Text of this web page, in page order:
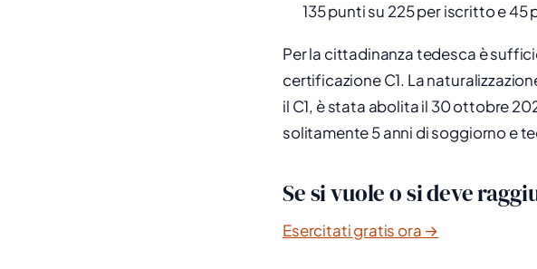
135 punti su 225 per iscritto e 45
Per la cittadinanza tedesca è
certificazione C1. La
il C1, è stata abolita il 30 ottobre
solitamente 5 anni di soggiorno e
Se si vuole o si deve
Esercitati gratis ora →